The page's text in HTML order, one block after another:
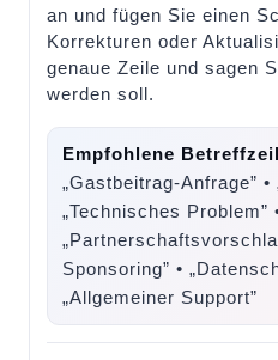
an und fügen Sie einen
Korrekturen oder
genaue Zeile und sagen
werden soll.
Empfohlene
„Gastbeitrag-Anfrage” •
„Technisches Problem”
Sponsoring” •
„Allgemeiner Support”